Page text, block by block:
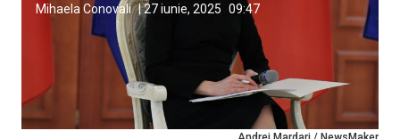
Mihaela Conovali |27 iunie, 2025 09:47